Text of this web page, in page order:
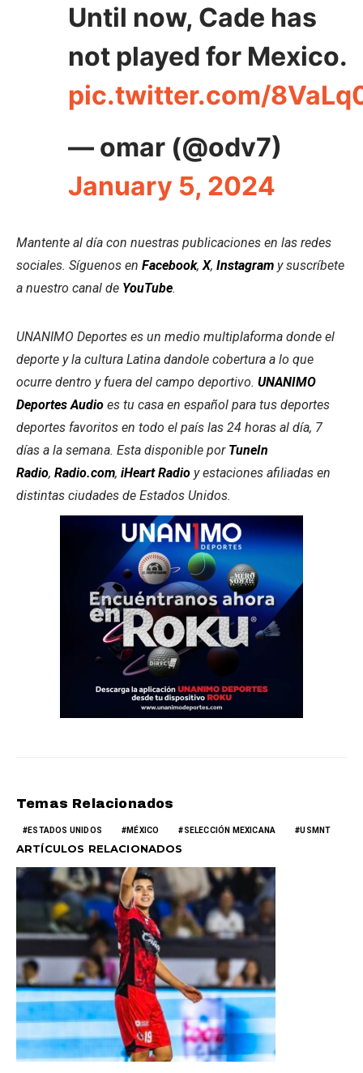
Until now, Cade has
not played for Mexico.
pic.twitter.com/
— omar (@odv7)
January 5, 2024
Mantente al día con nuestras publicaciones en las redes
sociales. Síguenos en Facebook,X, Instagram y suscríbete
a nuestro canal de YouTube.
UNANIMO Deportes es un medio multiplaforma donde el
deporte y la cultura Latina dandole cobertura a lo que
ocurre dentro y fuera del campo deportivo. UNANIMO
Deportes Audio es tu casa en español para tus deportes
deportes favoritos en todo el país las 24 horas al día, 7
días a la semana. Esta disponible por TuneIn
Radio, Radio.com, iHeart Radio y estaciones afiliadas en
distintas ciudades de Estados Unidos.
Temas Relacionados
ESTADOS UNIDOS MÉXICO SELECCIÓN MEXICANA USMNT
ARTÍCULOS RELACIONADOS